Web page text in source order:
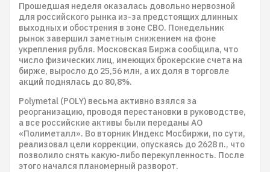
Прошедшая неделя оказалась довольно нервозной
для российского рынка из-за предстоящих длинных
выходных и обострения в зоне СВО. Понедельник
рынок завершил заметным снижением на фоне
укрепления рубля. Московская Биржа сообщила, что
число физических лиц, имеющих брокерские счета на
бирже, выросло до 25,56 млн, а их доля в торговле
акций поднялась до 80,8%.
Polymetal (POLY) весьма активно взялся за
реорганизацию, проводя перестановки в руководстве,
а все российские активы были переданы АО
«Полиметалл». Во вторник Индекс Мосбиржи, по сути,
реализовал цели коррекции, опускаясь до 2628 п., что
позволило снять какую-либо перекупленность. После
этого начался планомерный разворот.